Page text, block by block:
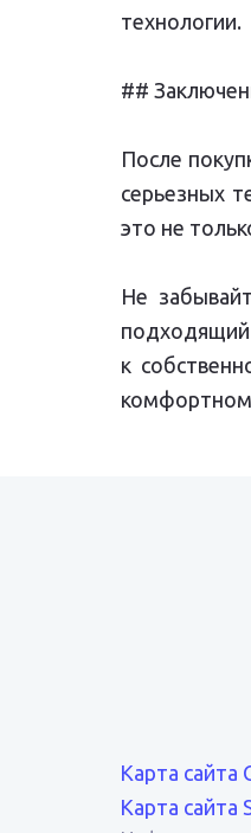
технологии.
##
После
серьезных
это не
Не
подходящий
к
Карта сайта
Карта сайта